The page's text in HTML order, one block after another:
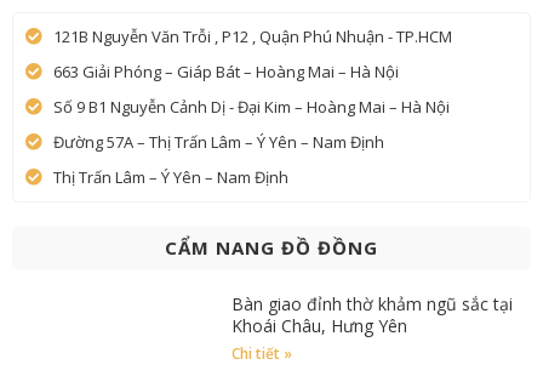
121B Nguyễn Văn Trỗi , P12 , Quận Phú Nhuận - TP.HCM
663 Giải Phóng – Giáp Bát – Hoàng Mai – Hà Nội
Số 9 B1 Nguyễn Cảnh Dị - Đại Kim – Hoàng Mai – Hà Nội
Đường 57A – Thị Trấn Lâm – Ý Yên – Nam Định
Thị Trấn Lâm – Ý Yên – Nam Định
CẨM NANG ĐỒ ĐỒNG
Bàn giao đỉnh thờ khảm ngũ sắc tại
Khoái Châu, Hưng Yên
Chi tiết »